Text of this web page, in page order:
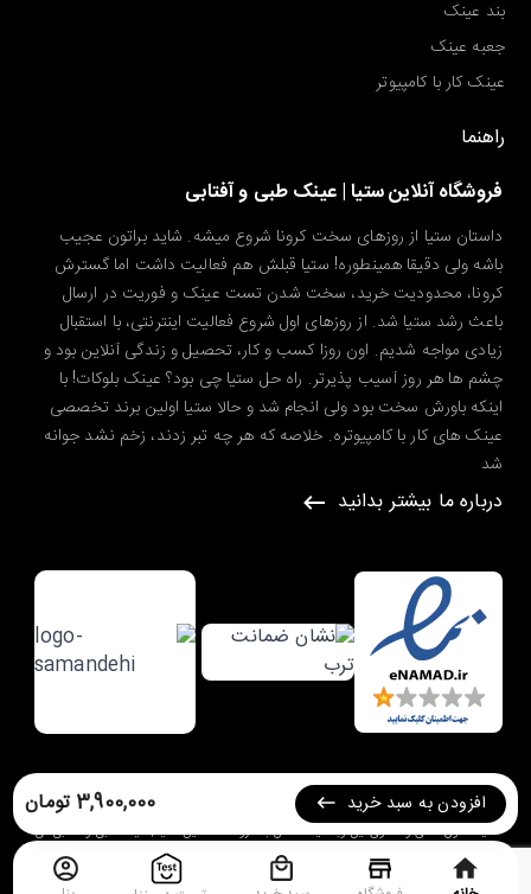
افزودن به سبد خرید 3,900,000 تومان
بند عینک
جعبه عینک
عینک کار با کامپیوتر
راهنما
فروشگاه آنلاین ستیا | عینک طبی و آفتابی
داستان ستیا از روزهای سخت کرونا شروع میشه. شاید براتون عجیب
باشه ولی دقیقا همینطوره! ستیا قبلش هم فعالیت داشت اما گسترش
کرونا، محدودیت خرید، سخت شدن تست عینک و فوریت در ارسال
باعث رشد ستیا شد. از روزهای اول شروع فعالیت اینترنتی، با استقبال
زیادی مواجه شدیم. اون روزا کسب و کار، تحصیل و زندگی آنلاین بود و
چشم ها هر روز آسیب پذیرتر. راه حل ستیا چی بود؟ عینک بلوکات! با
اینکه باورش سخت بود ولی انجام شد و حالا ستیا اولین برند تخصصی
عینک های کار با کامپیوتره. خلاصه که هر چه تبر زدند، زخم نشد جوانه
شد
درباره ما بیشتر بدانید
طراحی شده در گروه طراحی سایت
کلیه حقوق مادی و معنوی این وبسایت متعلق بهفروشگاه آنلاین ستیا | عینک طبی و آفتابیمی